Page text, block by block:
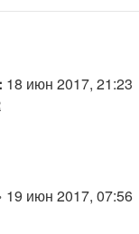
18 июн 2017, 21:23
19 июн 2017, 07:56